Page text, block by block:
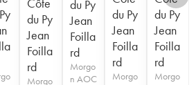
du Py
Jean
Foilla
rd
Morgo
du Py
Jean
Foilla
rd
Morgo
n AOC
du Py
Jean
Foilla
rd
Morgo
du Py
Jean
Foilla
rd
Morgo